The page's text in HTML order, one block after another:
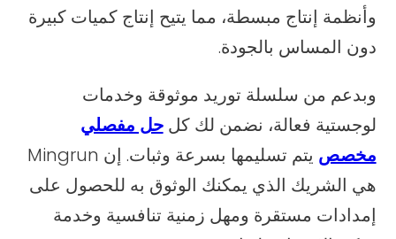
وأنظمة إنتاج مبسطة، مما يتيح إنتاج كميات كبيرة
دون المساس بالجودة.
وبدعم من سلسلة توريد موثوقة وخدمات
لوجستية فعالة، نضمن لك كلحل مفصلي
مخصص
يتم تسليمها بسرعة وثبات. إن Mingrun
هي الشريك الذي يمكنك الوثوق به للحصول على
إمدادات مستقرة ومهل زمنية تنافسية وخدمة